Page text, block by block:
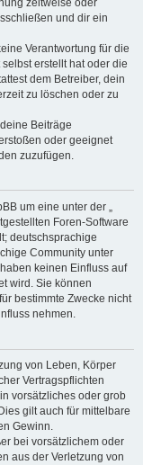
und dir ein
Verantwortung für die
erstellt hat oder die
dem Betreiber, dein
zu löschen oder zu
Beiträge
oder geeignet
zuzufügen.
um eine unter der „
Foren-Software
deutschsprachige
Community unter
keinen Einfluss auf
wird. Sie können
bestimmte Zwecke nicht
nehmen.
von Leben, Körper
Vertragspflichten
vorsätzliches oder grob
gilt auch für mittelbare
Gewinn.
bei vorsätzlichem oder
aus der Verletzung von